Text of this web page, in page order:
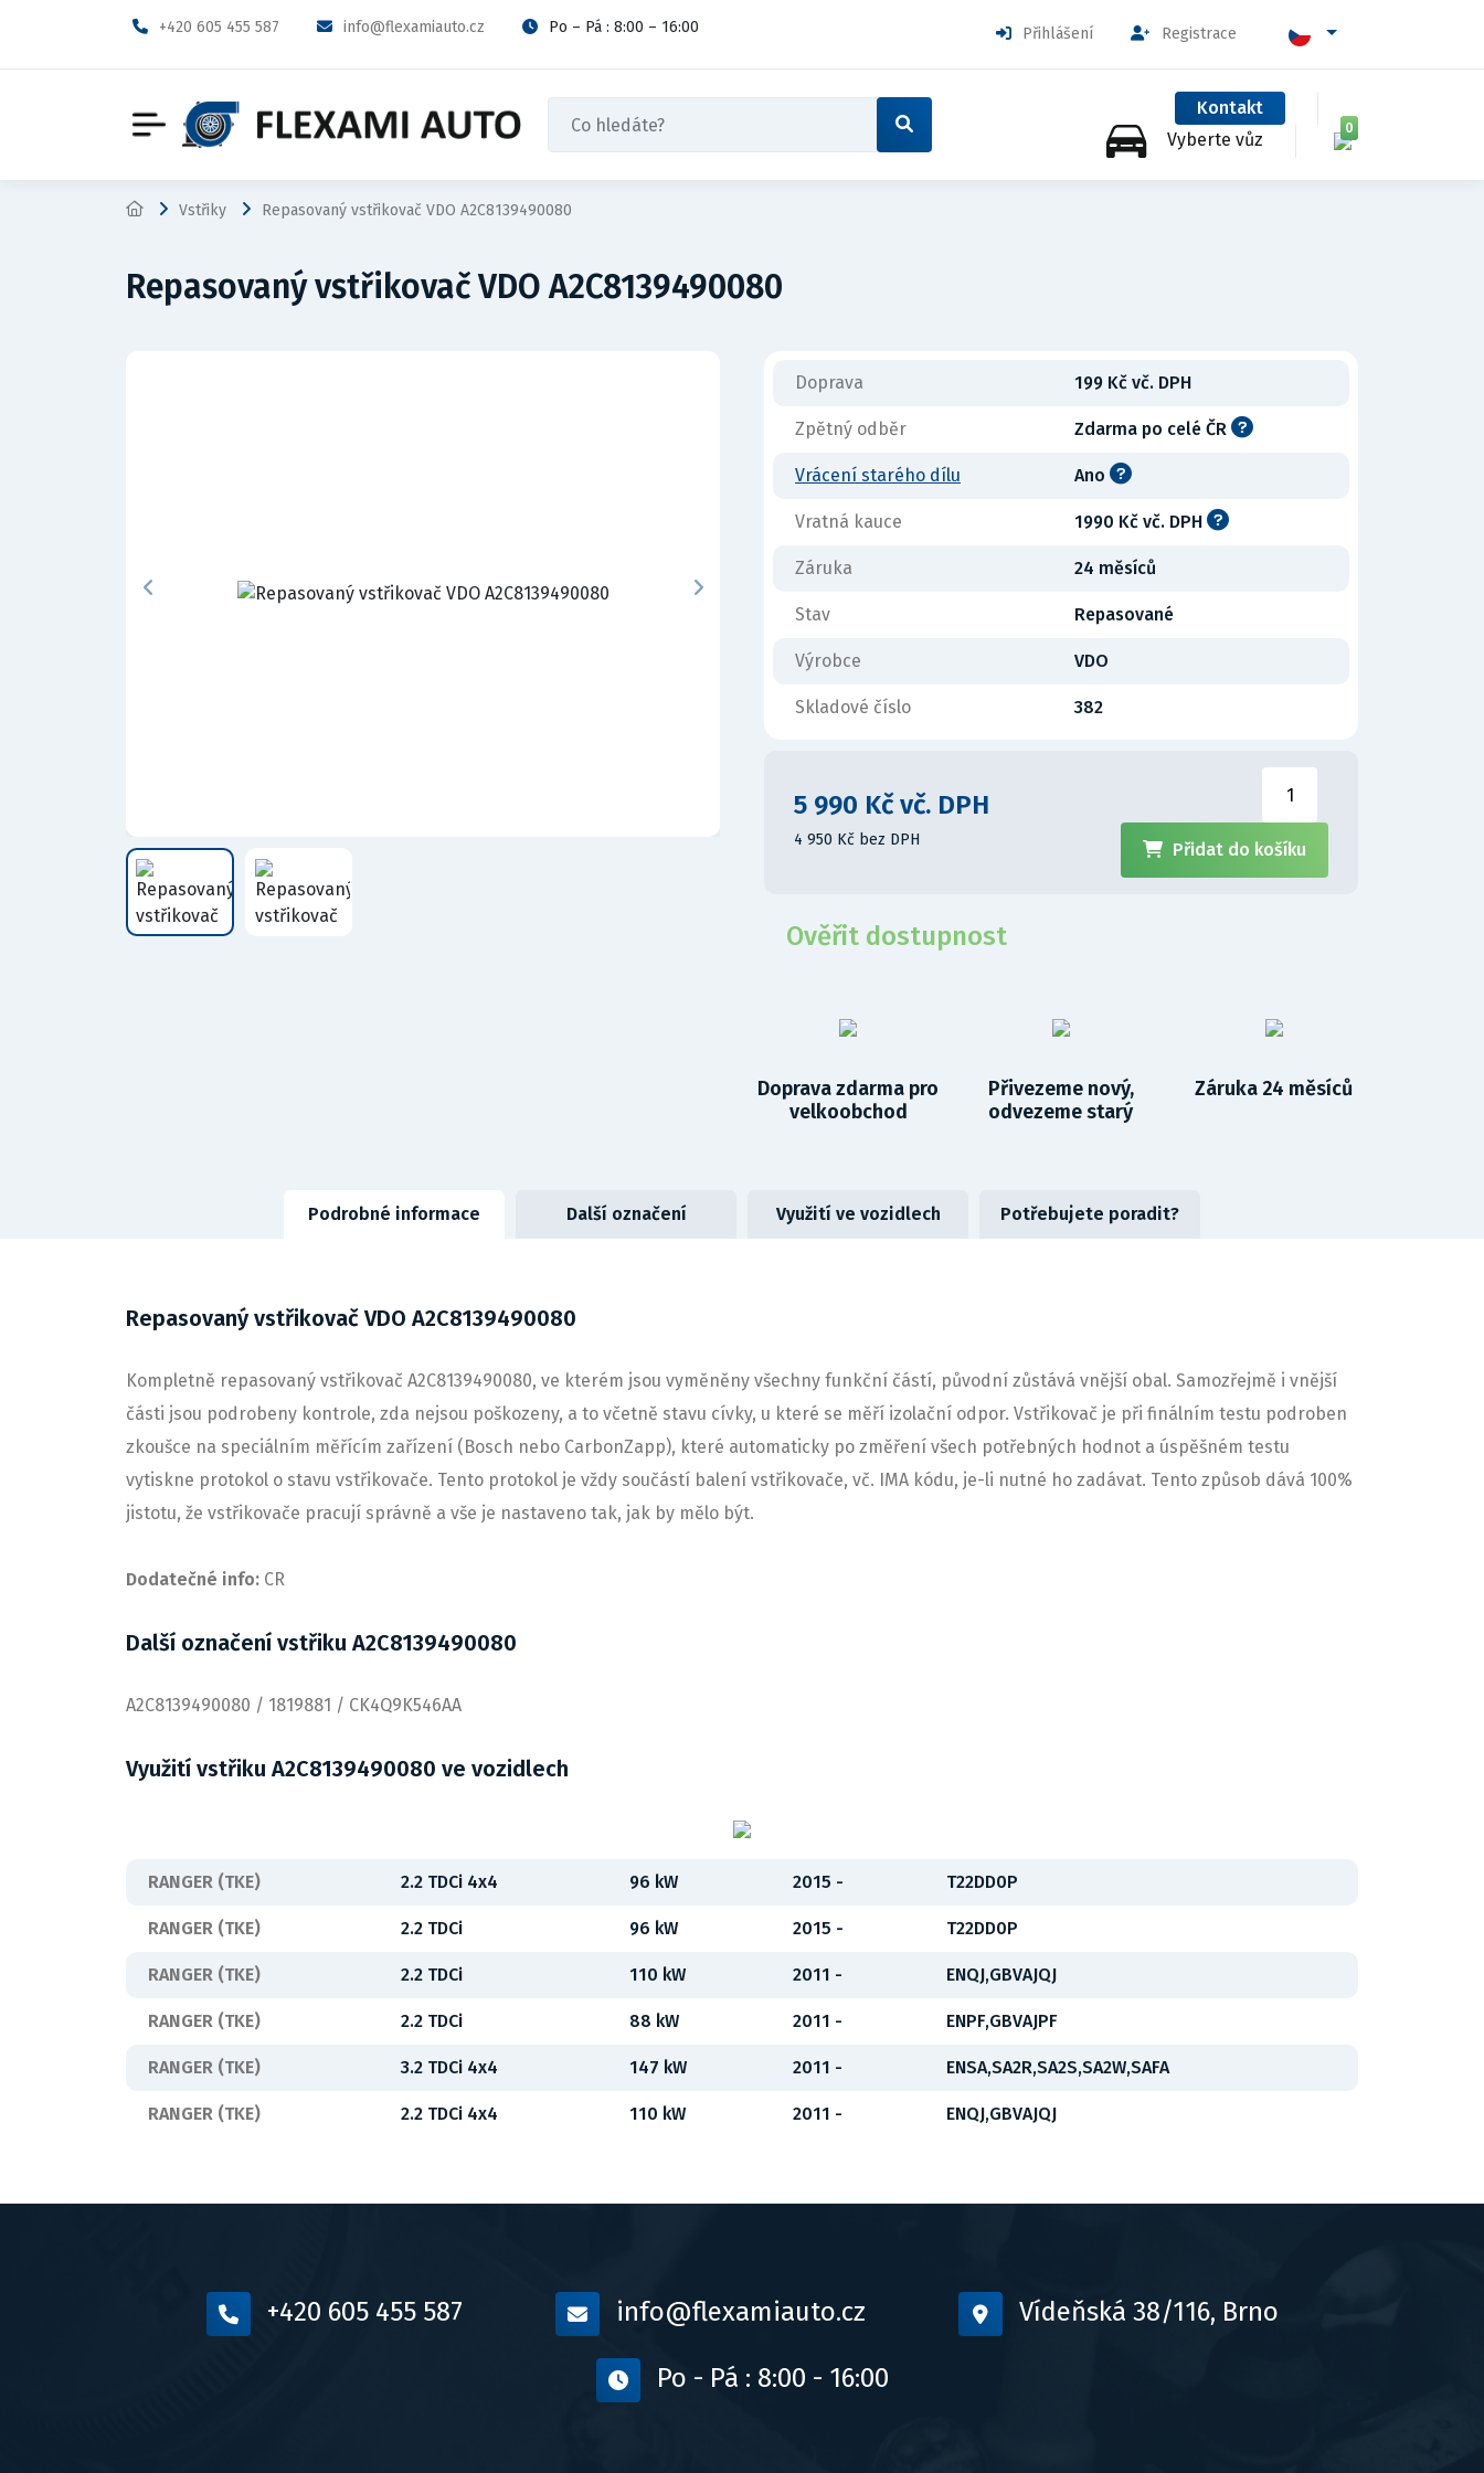
+420 605 455 587 info@flexamiauto.cz Po – Pá : 8:00 – 16:00 Přihlášení Registrace
Kontakt
Vyberte vůz
0
Vstřiky Repasovaný vstřikovač VDO A2C8139490080
Repasovaný vstřikovač VDO A2C8139490080
Doprava 199 Kč vč. DPH
Zpětný odběr Zdarma po celé ČR
Vrácení starého dílu Ano
Vratná kauce 1990 Kč vč. DPH
Záruka 24 měsíců
Stav Repasované
Výrobce VDO
Skladové číslo 382
5 990 Kč vč. DPH
4 950 Kč bez DPH Přidat do košíku
Ověřit dostupnost
Doprava zdarma pro
velkoobchod
Přivezeme nový,
odvezeme starý
Záruka 24 měsíců
Podrobné informace Další označení Využití ve vozidlech Potřebujete poradit?
Repasovaný vstřikovač VDO A2C8139490080
Kompletně repasovaný vstřikovač A2C8139490080, ve kterém jsou vyměněny všechny funkční částí, původní zůstává vnější obal. Samozřejmě i vnější
části jsou podrobeny kontrole, zda nejsou poškozeny, a to včetně stavu cívky, u které se měří izolační odpor. Vstřikovač je při finálním testu podroben
zkoušce na speciálním měřícím zařízení (Bosch nebo CarbonZapp), které automaticky po změření všech potřebných hodnot a úspěšném testu
vytiskne protokol o stavu vstřikovače. Tento protokol je vždy součástí balení vstřikovače, vč. IMA kódu, je-li nutné ho zadávat. Tento způsob dává 100%
jistotu, že vstřikovače pracují správně a vše je nastaveno tak, jak by mělo být.
Dodatečné info: CR
Další označení vstřiku A2C8139490080
A2C8139490080 / 1819881 / CK4Q9K546AA
Využití vstřiku A2C8139490080 ve vozidlech
RANGER (TKE) 2.2 TDCi 4x4 96 kW 2015 - T22DD0P
RANGER (TKE) 2.2 TDCi 96 kW 2015 - T22DD0P
RANGER (TKE) 2.2 TDCi 110 kW 2011 - ENQJ,GBVAJQJ
RANGER (TKE) 2.2 TDCi 88 kW 2011 - ENPF,GBVAJPF
RANGER (TKE) 3.2 TDCi 4x4 147 kW 2011 - ENSA,SA2R,SA2S,SA2W,SAFA
RANGER (TKE) 2.2 TDCi 4x4 110 kW 2011 - ENQJ,GBVAJQJ
+420 605 455 587 info@flexamiauto.cz Vídeňská 38/116, Brno
Po - Pá : 8:00 - 16:00